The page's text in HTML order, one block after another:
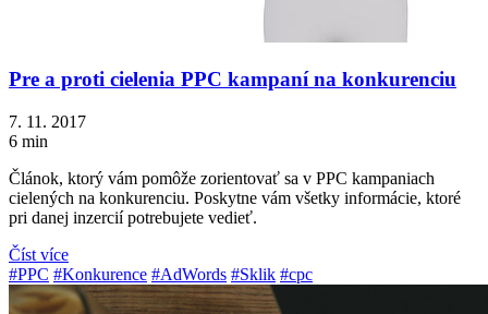
Pre a proti cielenia PPC kampaní na konkurenciu
7. 11. 2017
6 min
Článok, ktorý vám pomôže zorientovať sa v PPC kampaniach
cielených na konkurenciu. Poskytne vám všetky informácie, ktoré
pri danej inzercií potrebujete vedieť.
Číst více
#PPC #Konkurence #AdWords #Sklik #cpc